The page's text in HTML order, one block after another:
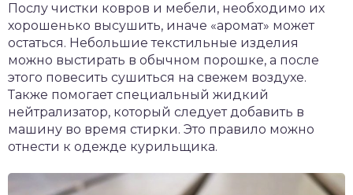
Послу чистки ковров и мебели, необходимо их
хорошенько высушить, иначе «аромат» может
остаться. Небольшие текстильные изделия
можно выстирать в обычном порошке, а после
этого повесить сушиться на свежем воздухе.
Также помогает специальный жидкий
нейтрализатор, который следует добавить в
машину во время стирки. Это правило можно
отнести к одежде курильщика.